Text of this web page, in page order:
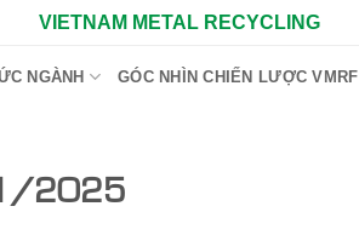
VIETNAM METAL RECYCLING
NGÀNH GÓC NHÌN CHIẾN LƯỢC VMRF
2025